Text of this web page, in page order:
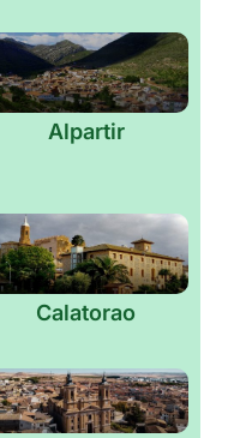
Alpartir
Calatorao